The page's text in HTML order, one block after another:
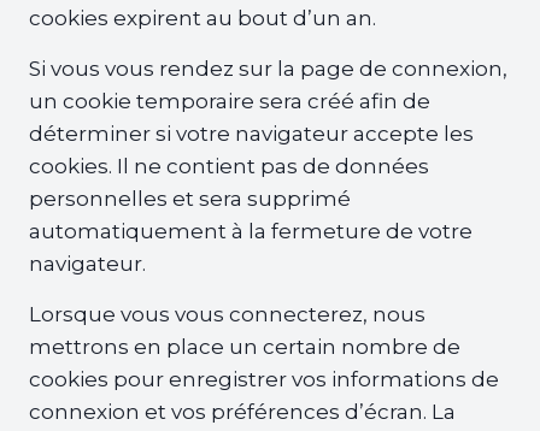
cookies expirent au bout d’un an.
Si vous vous rendez sur la page de connexion,
un cookie temporaire sera créé afin de
déterminer si votre navigateur accepte les
cookies. Il ne contient pas de données
personnelles et sera supprimé
automatiquement à la fermeture de votre
navigateur.
Lorsque vous vous connecterez, nous
mettrons en place un certain nombre de
cookies pour enregistrer vos informations de
connexion et vos préférences d’écran. La